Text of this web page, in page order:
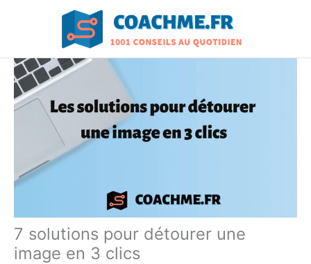
7 solutions pour détourer une
image en 3 clics